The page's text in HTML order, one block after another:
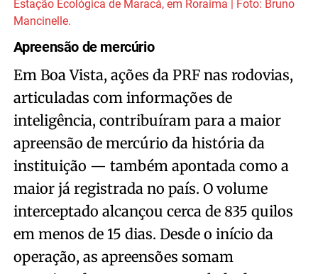
Apreensão de mercúrio
Em Boa Vista, ações da PRF nas rodovias,
articuladas com informações de
inteligência, contribuíram para a maior
apreensão de mercúrio da história da
instituição — também apontada como a
maior já registrada no país. O volume
interceptado alcançou cerca de 835 quilos
em menos de 15 dias. Desde o início da
operação, as apreensões somam